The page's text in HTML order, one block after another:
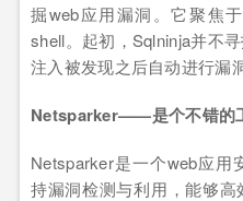
掘web应用漏洞。它聚焦
shell。起初，Sqlninja并不
注入被发现之后自动进行漏
Netsparker——是个不错的
Netsparker是一个web应用
持漏洞检测与利用，能够